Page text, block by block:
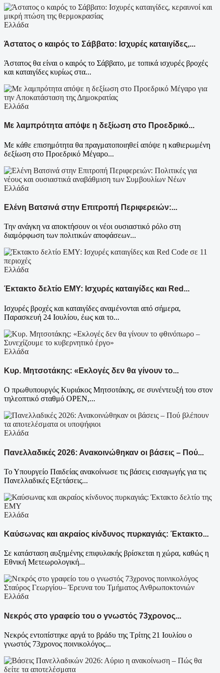
Ελλάδα
Άστατος ο καιρός το Σάββατο: Ισχυρές καταιγίδες,...
Άστατος θα είναι ο καιρός το Σάββατο, με τοπικά ισχυρές βροχές
και καταιγίδες κυρίως στα...
Ελλάδα
Με λαμπρότητα απόψε η δεξίωση στο Προεδρικό...
Με κάθε επισημότητα θα πραγματοποιηθεί απόψε η καθιερωμένη
δεξίωση στο Προεδρικό Μέγαρο...
Ελλάδα
Ελένη Βατσινά στην Επιτροπή Περιφερειών:...
Την ανάγκη να αποκτήσουν οι νέοι ουσιαστικό ρόλο στη
διαμόρφωση των πολιτικών αποφάσεων...
Ελλάδα
Έκτακτο δελτίο ΕΜΥ: Ισχυρές καταιγίδες και Red...
Ισχυρές βροχές και καταιγίδες αναμένονται από σήμερα,
Παρασκευή 24 Ιουλίου, έως και το...
Ελλάδα
Κυρ. Μητσοτάκης: «Εκλογές δεν θα γίνουν το...
Ο πρωθυπουργός Κυριάκος Μητσοτάκης, σε συνέντευξή του στον
τηλεοπτικό σταθμό OPEN,...
Ελλάδα
Πανελλαδικές 2026: Ανακοινώθηκαν οι βάσεις – Πού...
Το Υπουργείο Παιδείας ανακοίνωσε τις βάσεις εισαγωγής για τις
Πανελλαδικές Εξετάσεις...
Ελλάδα
Καύσωνας και ακραίος κίνδυνος πυρκαγιάς: Έκτακτο...
Σε κατάσταση αυξημένης επιφυλακής βρίσκεται η χώρα, καθώς η
Εθνική Μετεωρολογική...
Ελλάδα
Νεκρός στο γραφείο του ο γνωστός 73χρονος...
Νεκρός εντοπίστηκε αργά το βράδυ της Τρίτης 21 Ιουλίου ο
γνωστός 73χρονος ποινικολόγος...